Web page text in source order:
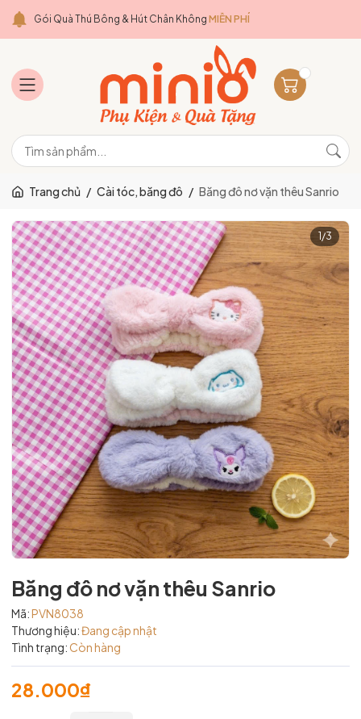
Gói Quà Thú Bông & Hút Chân Không MIỄN PHÍ
Trang chủ / Cài tóc, băng đô / Băng đô nơ vặn thêu Sanrio
1 /3
Băng đô nơ vặn thêu Sanrio
Mã:PVN8038
Thương hiệu:Đang cập nhật
Tình trạng:Còn hàng
28.000₫